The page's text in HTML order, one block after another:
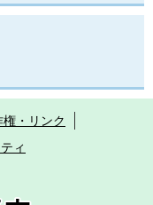
・リンク
ィ